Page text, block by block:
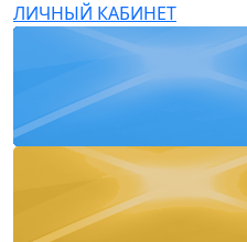
ЛИЧНЫЙ КАБИНЕТ